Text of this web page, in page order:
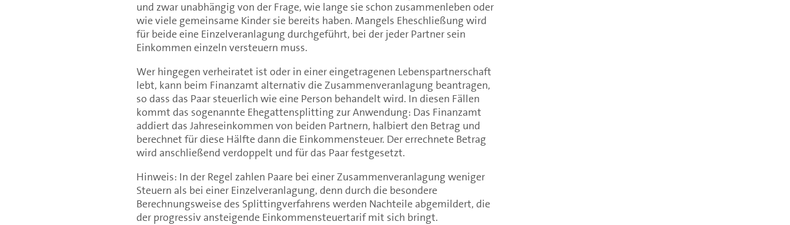
und zwar unabhängig von der Frage, wie lange sie schon zusammenleben oder
wie viele gemeinsame Kinder sie bereits haben. Mangels Eheschließung wird
für beide eine Einzelveranlagung durchgeführt, bei der jeder Partner sein
Einkommen einzeln versteuern muss.
Wer hingegen verheiratet ist oder in einer eingetragenen Lebenspartnerschaft
lebt, kann beim Finanzamt alternativ die Zusammenveranlagung beantragen,
so dass das Paar steuerlich wie eine Person behandelt wird. In diesen Fällen
kommt das sogenannte Ehegattensplitting zur Anwendung: Das Finanzamt
addiert das Jahreseinkommen von beiden Partnern, halbiert den Betrag und
berechnet für diese Hälfte dann die Einkommensteuer. Der errechnete Betrag
wird anschließend verdoppelt und für das Paar festgesetzt.
Hinweis: In der Regel zahlen Paare bei einer Zusammenveranlagung weniger
Steuern als bei einer Einzelveranlagung, denn durch die besondere
Berechnungsweise des Splittingverfahrens werden Nachteile abgemildert, die
der progressiv ansteigende Einkommensteuertarif mit sich bringt.